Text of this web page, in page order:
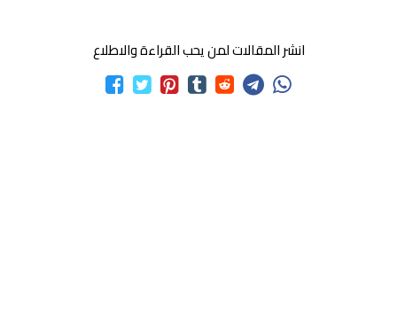
انشر المقالات لمن يحب القراءة والاطلاع